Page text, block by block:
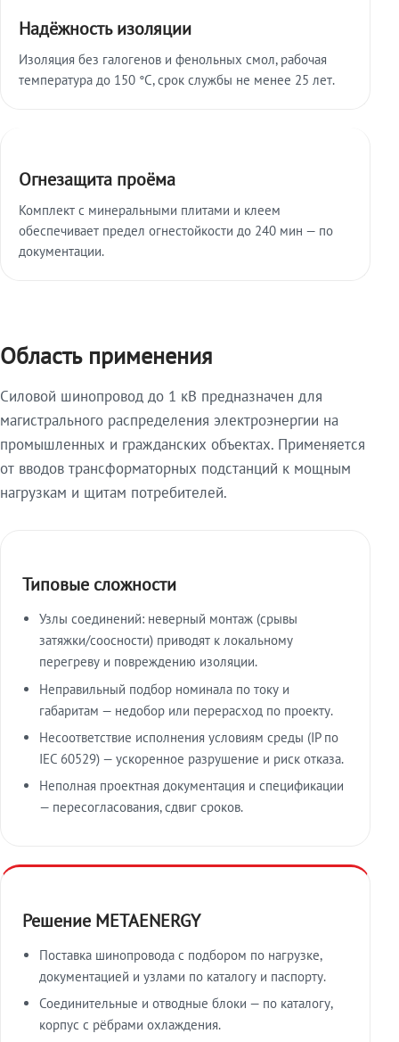
Надёжность изоляции
Изоляция без галогенов и фенольных смол, рабочая
температура до 150 °C, срок службы не менее 25 лет.
Огнезащита проёма
Комплект с минеральными плитами и клеем
обеспечивает предел огнестойкости до 240 мин — по
документации.
Область применения
Силовой шинопровод до 1 кВ предназначен для
магистрального распределения электроэнергии на
промышленных и гражданских объектах. Применяется
от вводов трансформаторных подстанций к мощным
нагрузкам и щитам потребителей.
Типовые сложности
Узлы соединений: неверный монтаж (срывы
затяжки/соосности) приводят к локальному
перегреву и повреждению изоляции.
Неправильный подбор номинала по току и
габаритам — недобор или перерасход по проекту.
Несоответствие исполнения условиям среды (IP по
IEC 60529) — ускоренное разрушение и риск отказа.
Неполная проектная документация и спецификации
— пересогласования, сдвиг сроков.
Решение METAENERGY
Поставка шинопровода с подбором по нагрузке,
документацией и узлами по каталогу и паспорту.
Соединительные и отводные блоки — по каталогу,
корпус с рёбрами охлаждения.